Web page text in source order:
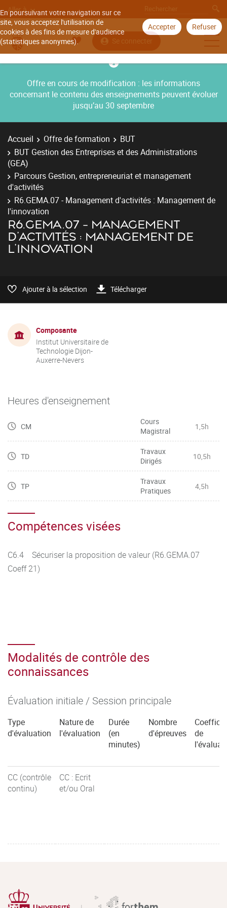
En poursuivant votre navigation sur ce
site, vous acceptez l'utilisation de
cookies à des fins de mesure d'audience
(statistiques anonymes).
Accepter Refuser
Aller à
Se connecter
Offre en cours de modification : les informations
concernant le contenu des enseignements peuvent évoluer
jusqu’au 30 septembre
Accueil Offre de formation
BUT
BUT Gestion des Entreprises et des Administrations
(GEA)
Parcours Gestion, entrepreneuriat et management
d'activités
R6.GEMA.07 - Management d'activités : Management de
l'innovation
R6.GEMA.07 - MANAGEMENT
D'ACTIVITÉS : MANAGEMENT DE
L'INNOVATION
Ajouter à la sélection Télécharger
Composante
Institut Universitaire de
Technologie Dijon-
Auxerre-Nevers
Heures d'enseignement
CM
Cours
Magistral
1,5h
TD
Travaux
Dirigés
10,5h
TP
Travaux
Pratiques
4,5h
Compétences visées
C6.4 Sécuriser la proposition de valeur (R6.GEMA.07
Coeff 21)
Modalités de contrôle des
connaissances
Évaluation initiale / Session principale
Type
d'évaluation
Nature de
l'évaluation
Durée
(en
minutes)
Nombre
d'épreuves
de
CC (contrôle
continu)
CC : Ecrit
et/ou Oral